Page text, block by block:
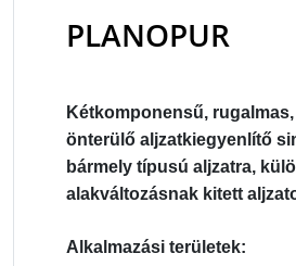
PLANOPUR
Kétkomponensű,
önterülő aljzatkiegyenlítő
bármely típusú aljzatra,
alakváltozásnak kitett
Alkalmazási területek: